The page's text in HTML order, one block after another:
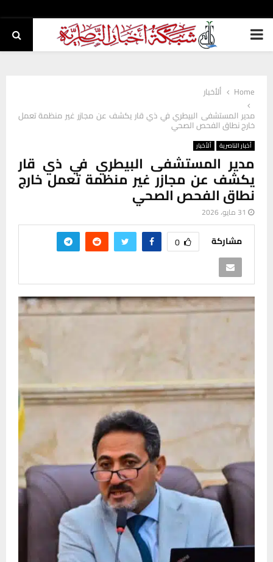
PRIMARY
Home
ألأخبار
مدير المستشفى البيطري في ذي قار يكشف عن مجازر غير منظمة تعمل
خارج نطاق الفحص الصحي
أخبار الناصرية ألأخبار
مدير المستشفى البيطري في ذي قار
يكشف عن مجازر غير منظمة تعمل خارج
نطاق الفحص الصحي
31 مايو، 2026
مشاركة 0